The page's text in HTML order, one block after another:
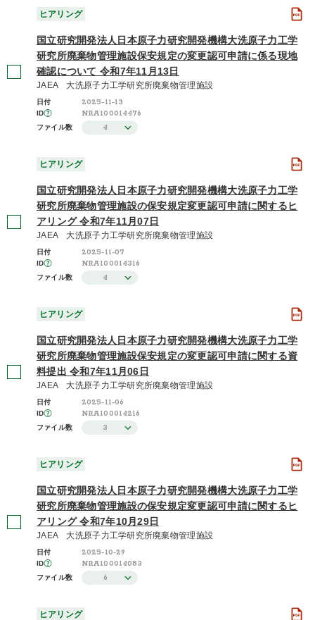
ヒアリング
国立研究開発法人日本原子力研究開発機構大洗原子力工学
研究所廃棄物管理施設保安規定の変更認可申請に係る現地
確認について 令和7年11月13日
JAEA 大洗原子力工学研究所廃棄物管理施設
日付 2025-11-13
ID NRA100014476
ファイル数 4
ヒアリング
国立研究開発法人日本原子力研究開発機構大洗原子力工学
研究所廃棄物管理施設の保安規定変更認可申請に関するヒ
アリング 令和7年11月07日
JAEA 大洗原子力工学研究所廃棄物管理施設
日付 2025-11-07
ID NRA100014316
ファイル数 4
ヒアリング
国立研究開発法人日本原子力研究開発機構大洗原子力工学
研究所廃棄物管理施設保安規定の変更認可申請に関する資
料提出 令和7年11月06日
JAEA 大洗原子力工学研究所廃棄物管理施設
日付 2025-11-06
ID NRA100014216
ファイル数 3
ヒアリング
国立研究開発法人日本原子力研究開発機構大洗原子力工学
研究所廃棄物管理施設の保安規定変更認可申請に関するヒ
アリング 令和7年10月29日
JAEA 大洗原子力工学研究所廃棄物管理施設
日付 2025-10-29
ID NRA100014083
ファイル数 6
ヒアリング